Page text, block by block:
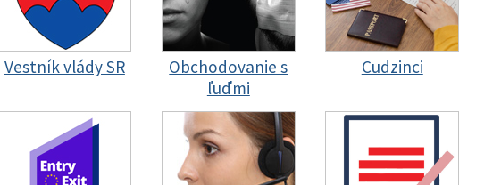
Vestník vlády SR
Obchodovanie s
ľuďmi
Cudzinci